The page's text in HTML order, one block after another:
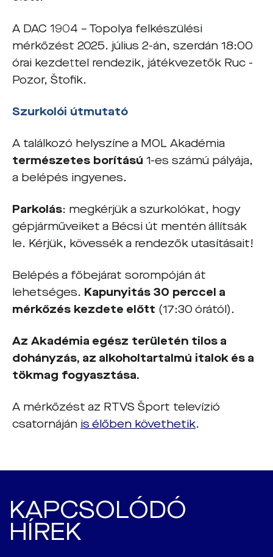
A DAC 1904 – Topolya felkészülési
mérkőzést 2025. július 2-án, szerdán 18:00
órai kezdettel rendezik, játékvezetők Ruc -
Pozor, Štofik.
Szurkolói útmutató
A találkozó helyszíne a MOL Akadémia
természetes borítású 1-es számú pályája,
a belépés ingyenes.
Parkolás: megkérjük a szurkolókat, hogy
gépjárműveiket a Bécsi út mentén állítsák
le. Kérjük, kövessék a rendezők utasításait!
Belépés a főbejárat sorompóján át
lehetséges. Kapunyitás 30 perccel a
mérkőzés kezdete előtt (17:30 órától).
Az Akadémia egész területén tilos a
dohányzás, az alkoholtartalmú italok és a
tökmag fogyasztása.
A mérkőzést az RTVS Šport televízió
csatornáján is élőben követhetik.
KAPCSOLÓDÓ
HÍREK